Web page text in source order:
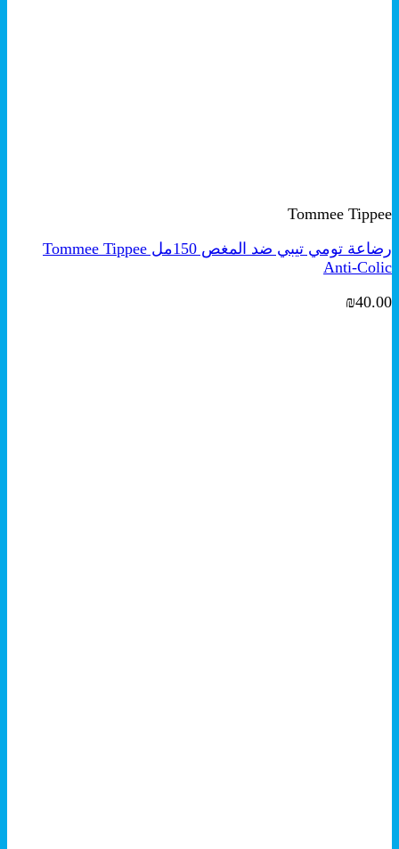
Tommee Tippee
رضاعة تومي تيبي ضد المغص 150مل Tommee Tippee
Anti-Colic
₪40.00